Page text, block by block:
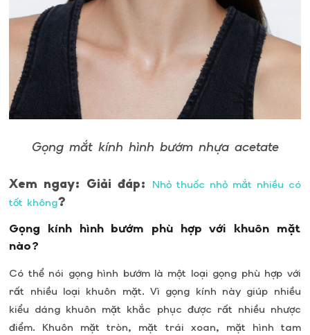
Gọng mắt kính hình bướm nhựa acetate
Xem ngay: Giải đáp:
Nhỏ thuốc nhỏ mắt nhiều có
tốt không?
Gọng kính hình bướm phù hợp với khuôn mặt
nào?
Có thể nói gọng hình bướm là một loại gọng phù hợp với
rất nhiều loại khuôn mặt. Vì gọng kính này giúp nhiều
kiểu dáng khuôn mặt khắc phục được rất nhiều nhược
điểm. Khuôn mặt tròn, mặt trái xoan, mặt hình tam